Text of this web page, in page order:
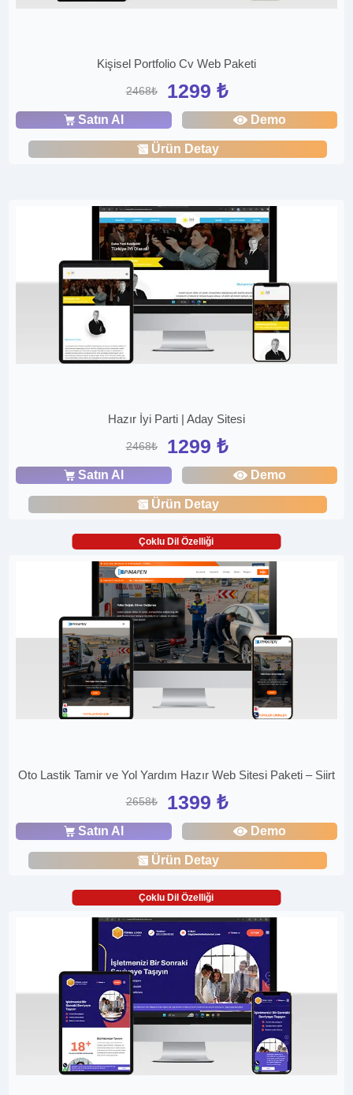
Kişisel Portfolio Cv Web Paketi
2468₺ 1299 ₺
Satın Al Demo
Ürün Detay
Hazır İyi Parti | Aday Sitesi
2468₺ 1299 ₺
Satın Al Demo
Ürün Detay
Çoklu Dil Özelliği
Oto Lastik Tamir ve Yol Yardım Hazır Web Sitesi Paketi – Siirt
2658₺ 1399 ₺
Satın Al Demo
Ürün Detay
Çoklu Dil Özelliği